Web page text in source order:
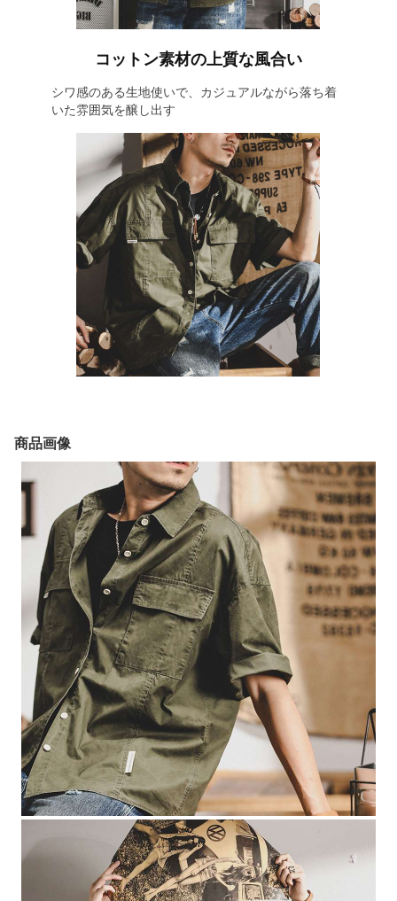
コットン素材の上質な風合い
シワ感のある生地使いで、カジュアルながら落ち着
いた雰囲気を醸し出す
商品画像